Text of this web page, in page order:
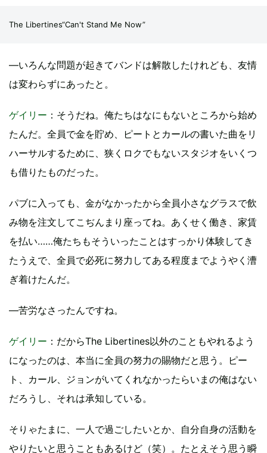
The Libertines“Can't Stand Me Now”
―いろんな問題が起きてバンドは解散したけれども、友情
は変わらずにあったと。
ゲイリー ：そうだね。俺たちはなにもないところから始め
たんだ。全員で金を貯め、ピートとカールの書いた曲をリ
ハーサルするために、狭くロクでもないスタジオをいくつ
も借りたものだった。
パブに入っても、金がなかったから全員小さなグラスで飲
み物を注文してこぢんまり座ってね。あくせく働き、家賃
を払い……俺たちもそういったことはすっかり体験してき
たうえで、全員で必死に努力してある程度までようやく漕
ぎ着けたんだ。
―苦労なさったんですね。
ゲイリー ：だからThe Libertines以外のこともやれるよう
になったのは、本当に全員の努力の賜物だと思う。ピー
ト、カール、ジョンがいてくれなかったらいまの俺はない
だろうし、それは承知している。
そりゃたまに、一人で過ごしたいとか、自分自身の活動を
やりたいと思うこともあるけど（笑）。たとえそう思う瞬